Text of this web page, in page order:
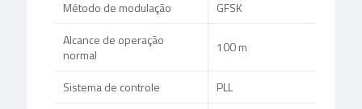
Método de modulação
GFSK
Alcance de operação
normal
100 m
Sistema de controle
PLL